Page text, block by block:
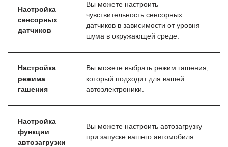
Настройка
сенсорных
датчиков
Вы можете настроить
чувствительность сенсорных
датчиков в зависимости от уровня
шума в окружающей среде.
Настройка
режима
гашения
Вы можете выбрать режим гашения,
который подходит для вашей
автоэлектроники.
Настройка
функции
автозагрузки
Вы можете настроить автозагрузку
при запуске вашего автомобиля.